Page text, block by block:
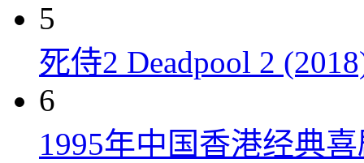
5
死侍2 Deadpool 2
6
1995年中国香港经典